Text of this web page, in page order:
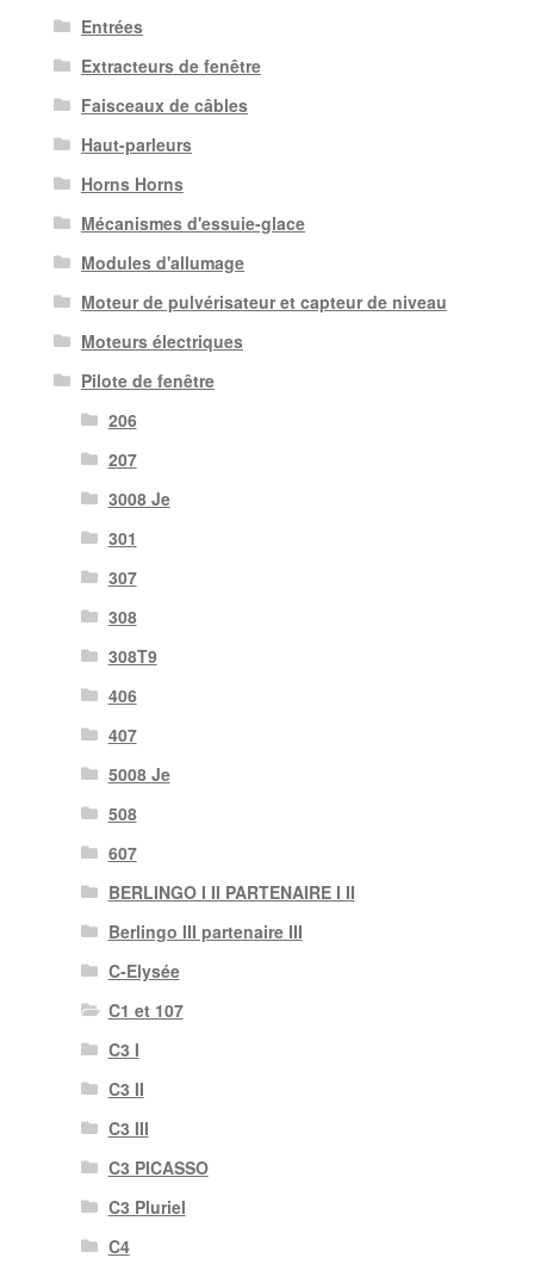
Entrées
Extracteurs de fenêtre
Faisceaux de câbles
Haut-parleurs
Horns Horns
Mécanismes d'essuie-glace
Modules d'allumage
Moteur de pulvérisateur et capteur de niveau
Moteurs électriques
Pilote de fenêtre
206
207
3008 Je
301
307
308
308T9
406
407
5008 Je
508
607
BERLINGO I II PARTENAIRE I II
Berlingo III partenaire III
C-Elysée
C1 et 107
C3 I
C3 II
C3 III
C3 PICASSO
C3 Pluriel
C4